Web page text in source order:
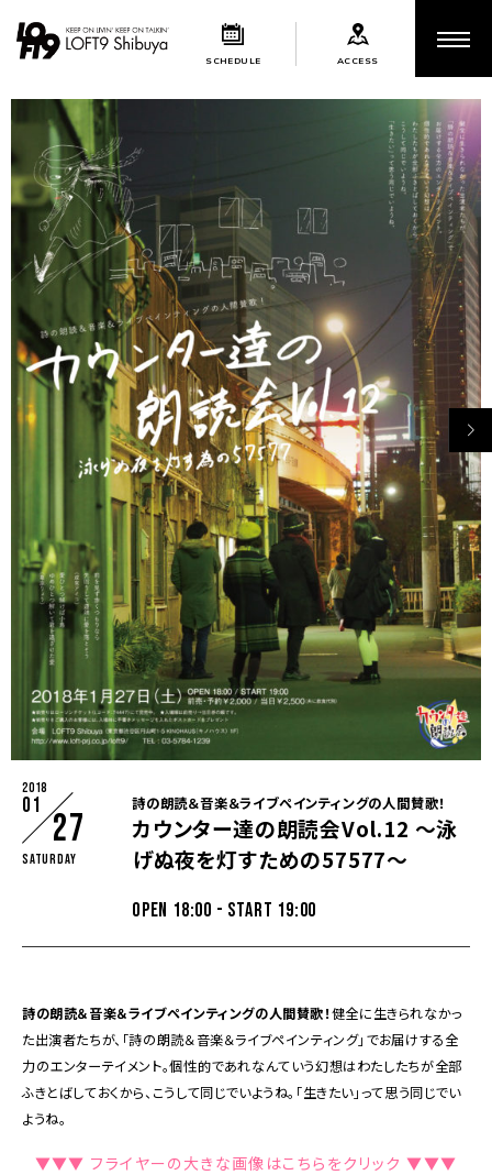
SCHEDULE ACCESS
2018
01
27
Saturday
詩の朗読＆音楽＆ライブペインティングの人間賛歌！
カウンター達の朗読会Vol.12 〜泳
げぬ夜を灯すための57577〜
OPEN 18:00 - START 19:00
詩の朗読＆音楽＆ライブペインティングの人間賛歌！健全に生きられなかっ
た出演者たちが、「詩の朗読＆音楽＆ライブペインティング」でお届けする全
力のエンターテイメント。個性的であれなんていう幻想はわたしたちが全部
ふきとばしておくから、こうして同じでいようね。「生きたい」って思う同じでい
ようね。
▼▼▼ フライヤーの大きな画像はこちらをクリック ▼▼▼